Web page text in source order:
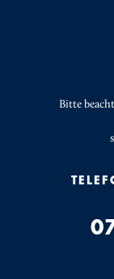
Bitte